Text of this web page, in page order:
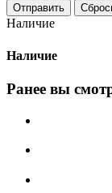
Наличие
Наличие
Ранее вы